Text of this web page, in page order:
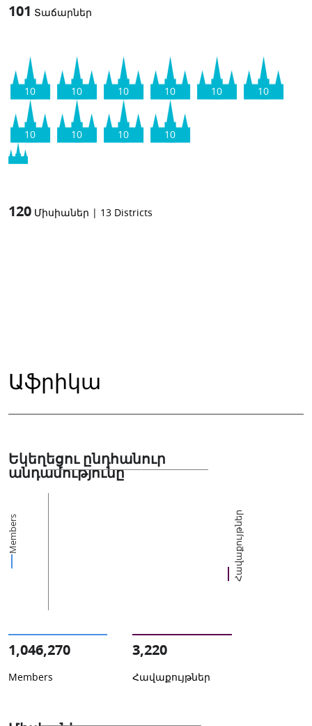
101 Տաճարներ
10 10 10 10 10 10
10 10 10 10
120 Միսիաներ | 13 Districts
Աֆրիկա
Եկեղեցու ընդհանուր
անդամությունը
Members Հավաքույթներ
1,046,270
Members
3,220
Հավաքույթներ